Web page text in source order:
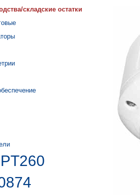
складские остатки